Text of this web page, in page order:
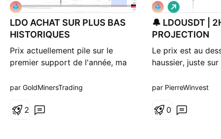
LDO ACHAT SUR PLUS BAS
HISTORIQUES
Prix actuellement pile sur le
premier support de l'année, ma
vienne céder le support pour
historique et prendre position sur
par GoldMinersTrading
2
🔔 LDOUSDT |
PROJECTION
Le prix est au
haussier, juste
forte extension
post, likez et
L
o
n
g
par PierreWinvest
0